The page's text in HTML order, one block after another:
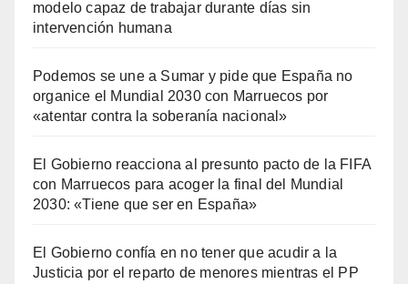
modelo capaz de trabajar durante días sin
intervención humana
Podemos se une a Sumar y pide que España no
organice el Mundial 2030 con Marruecos por
«atentar contra la soberanía nacional»
El Gobierno reacciona al presunto pacto de la FIFA
con Marruecos para acoger la final del Mundial
2030: «Tiene que ser en España»
El Gobierno confía en no tener que acudir a la
Justicia por el reparto de menores mientras el PP